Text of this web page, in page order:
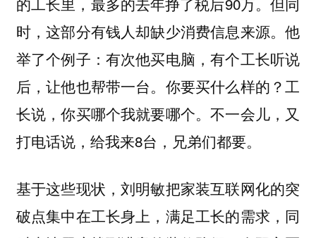
时，这部分有钱人却缺少消费信息来源。他
举了个例子：有次他买电脑，有个工长听说
后，让他也帮带一台。你要买什么样的？工
长说，你买哪个我就要哪个。不一会儿，又
打电话说，给我来8台，兄弟们都要。
基于这些现状，刘明敏把家装互联网化的突
破点集中在工长身上，满足工长的需求，同